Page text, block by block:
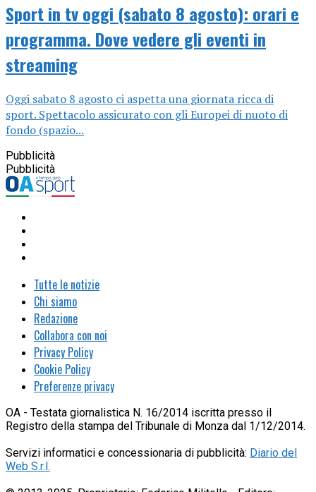
Sport in tv oggi (sabato 8 agosto): orari e
programma. Dove vedere gli eventi in
streaming
Oggi sabato 8 agosto ci aspetta una giornata ricca di
sport. Spettacolo assicurato con gli Europei di nuoto di
fondo (spazio...
Pubblicità
Pubblicità
Tutte le notizie
Chi siamo
Redazione
Collabora con noi
Privacy Policy
Cookie Policy
Preferenze privacy
OA - Testata giornalistica N. 16/2014 iscritta presso il
Registro della stampa del Tribunale di Monza dal 1/12/2014.
Servizi informatici e concessionaria di pubblicità: Diario del
Web S.r.l.